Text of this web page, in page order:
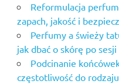
Reformulacja
zapach, jakość i
Perfumy a świeży
jak dbać o skórę po sesji
Podcinanie
częstotliwość do